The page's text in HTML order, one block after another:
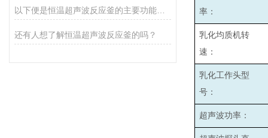
还有人想了解恒温超声波反应釜的吗？
率：
乳化均质机转
速：
乳化工作头型
号：
超声波功率：